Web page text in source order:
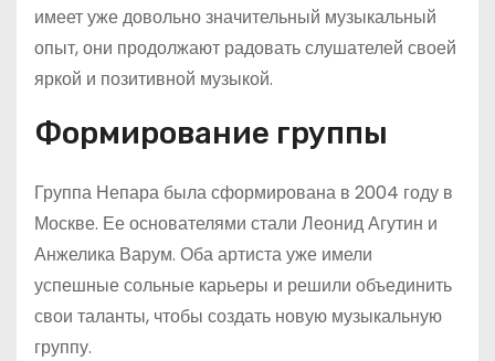
имеет уже довольно значительный музыкальный
опыт, они продолжают радовать слушателей своей
яркой и позитивной музыкой.
Формирование группы
Группа Непара была сформирована в 2004 году в
Москве. Ее основателями стали Леонид Агутин и
Анжелика Варум. Оба артиста уже имели
успешные сольные карьеры и решили объединить
свои таланты, чтобы создать новую музыкальную
группу.